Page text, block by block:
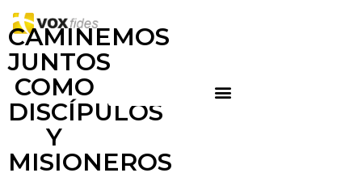
CAMINEMOS
JUNTOS
COMO
DISCÍPULOS
Y
MISIONEROS